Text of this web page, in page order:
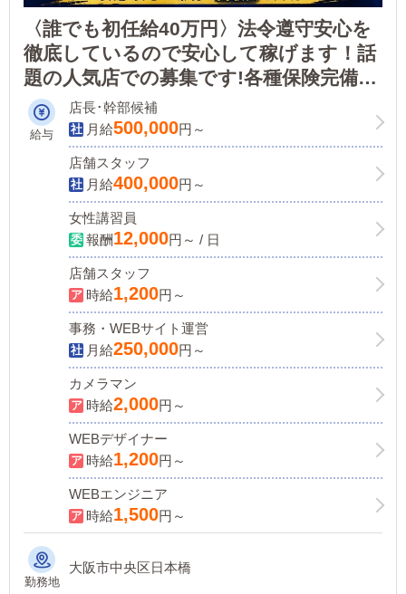
〈誰でも初任給40万円〉法令遵守安心を
徹底しているので安心して稼げます！話
題の人気店での募集です!各種保険完備、
寮完備で、稼げる環境が整っています！
給与
店長･幹部候補
月給500,000円～
店舗スタッフ
月給400,000円～
女性講習員
報酬12,000円～ / 日
店舗スタッフ
時給1,200円～
事務・WEBサイト運営
月給250,000円～
カメラマン
時給2,000円～
WEBデザイナー
時給1,200円～
WEBエンジニア
時給1,500円～
勤務地
大阪市中央区日本橋